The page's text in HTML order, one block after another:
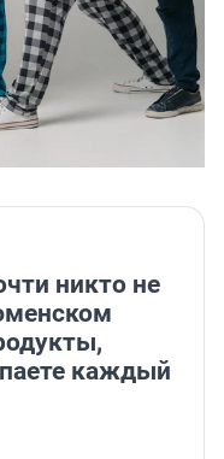
никто не
каждый